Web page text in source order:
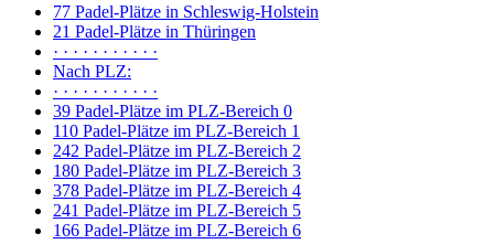
77 Padel-Plätze in Schleswig-Holstein
21 Padel-Plätze in Thüringen
· · · · · · · · · · ·
Nach PLZ:
· · · · · · · · · · ·
39 Padel-Plätze im PLZ-Bereich 0
110 Padel-Plätze im PLZ-Bereich 1
242 Padel-Plätze im PLZ-Bereich 2
180 Padel-Plätze im PLZ-Bereich 3
378 Padel-Plätze im PLZ-Bereich 4
241 Padel-Plätze im PLZ-Bereich 5
166 Padel-Plätze im PLZ-Bereich 6